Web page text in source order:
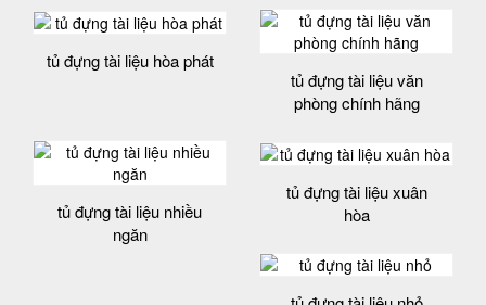
tủ đựng tài liệu hòa phát
tủ đựng tài liệu văn
phòng chính hãng
tủ đựng tài liệu nhiều
ngăn
tủ đựng tài liệu xuân
hòa